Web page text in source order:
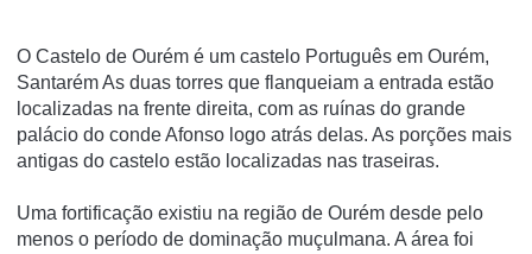
O Castelo de Ourém é um castelo Português em Ourém,
Santarém As duas torres que flanqueiam a entrada estão
localizadas na frente direita, com as ruínas do grande
palácio do conde Afonso logo atrás delas. As porções mais
antigas do castelo estão localizadas nas traseiras.
Uma fortificação existiu na região de Ourém desde pelo
menos o período de dominação muçulmana. A área foi